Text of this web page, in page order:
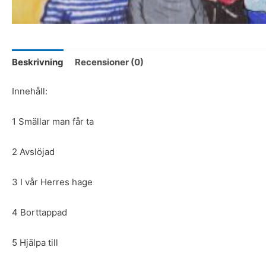
Beskrivning Recensioner (0)
Innehåll:
1 Smällar man får ta
2 Avslöjad
3 I vår Herres hage
4 Borttappad
5 Hjälpa till